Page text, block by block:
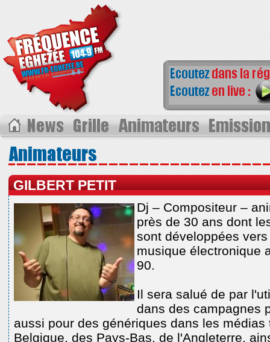
GILBERT PETIT
Dj – Compositeur –
près de 30 ans dont
sont développées
musique électronique
90.
Il sera salué de par
dans des campagnes
aussi pour des génériques dans les
Belgique, des Pays-Bas, de l'Angleterre,